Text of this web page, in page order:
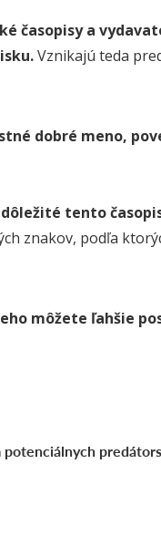
časopisy a
Vznikajú teda
dobré meno,
tento
znakov, podľa
môžete ľahšie
potenciálnych